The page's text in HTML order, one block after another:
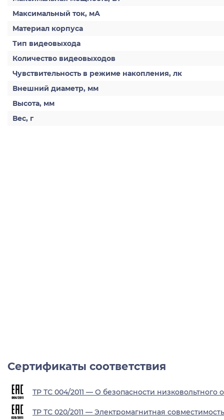
Максимальный ток, мА
Материал корпуса
Тип видеовыхода
Количество видеовыходов
Чувствительность в режиме накопления, лк
Внешний диаметр, мм
Высота, мм
Вес, г
Сертификаты соответствия
ТР ТС 004/2011 — О безопасности низковольтного
ТР ТС 020/2011 — Электромагнитная